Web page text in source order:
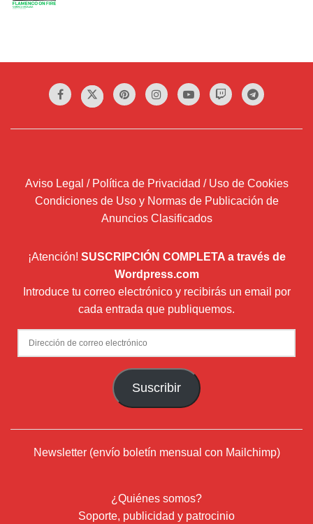
Aviso Legal / Política de Privacidad / Uso de Cookies
Condiciones de Uso y Normas de Publicación de
Anuncios Clasificados
¡Atención! SUSCRIPCIÓN COMPLETA a través de
Wordpress.com
Introduce tu correo electrónico y recibirás un email por
cada entrada que publiquemos.
Dirección
de
Suscribir
Newsletter (envío boletín mensual con Mailchimp)
¿Quiénes somos?
Soporte, publicidad y patrocinio